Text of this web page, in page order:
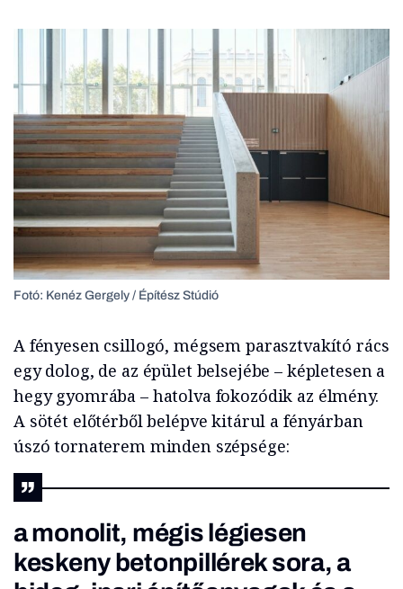
Fotó: Kenéz Gergely / Építész Stúdió
A fényesen csillogó, mégsem parasztvakító rács
egy dolog, de az épület belsejébe – képletesen a
hegy gyomrába – hatolva fokozódik az élmény.
A sötét előtérből belépve kitárul a fényárban
úszó tornaterem minden szépsége:
a monolit, mégis légiesen
keskeny betonpillérek sora, a